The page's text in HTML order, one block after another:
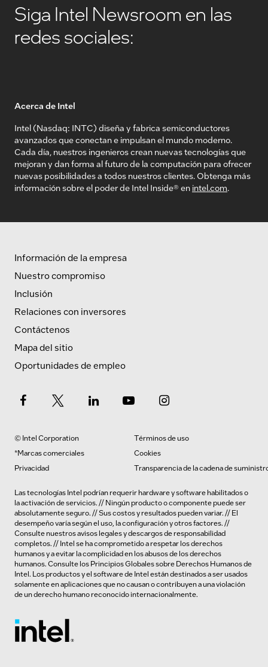
Siga Intel Newsroom en las
redes sociales:
Acerca de Intel
Intel (Nasdaq: INTC) diseña y fabrica semiconductores
avanzados que conectan e impulsan el mundo moderno.
Cada día, nuestros ingenieros crean nuevas tecnologías que
mejoran y dan forma al futuro de la computación para ofrecer
nuevas posibilidades a todos nuestros clientes. Obtenga más
información sobre el poder de Intel Inside® en intel.com.
Información de la empresa
Nuestro compromiso
Inclusión
Relaciones con inversores
Contáctenos
Mapa del sitio
Oportunidades de empleo
© Intel Corporation
Términos de uso
*Marcas comerciales
Cookies
Privacidad
Transparencia de la cadena de
Las tecnologías Intel podrían requerir hardware y software habilitados o
la activación de servicios. // Ningún producto o componente puede ser
absolutamente seguro. // Sus costos y resultados pueden variar. // El
desempeño varía según el uso, la configuración y otros factores. //
Consulte nuestrosavisos legales y descargos de responsabilidad
completos. // Intel se ha comprometido a respetar los derechos
humanos y a evitar la complicidad en los abusos de los derechos
humanos.Consulte losPrincipios Globales sobre Derechos Humanos de
Intel. Los productos y el software de Intel están destinados a ser usados
solamente en aplicaciones que no causan o contribuyen a una violación
de un derecho humano reconocido internacionalmente.